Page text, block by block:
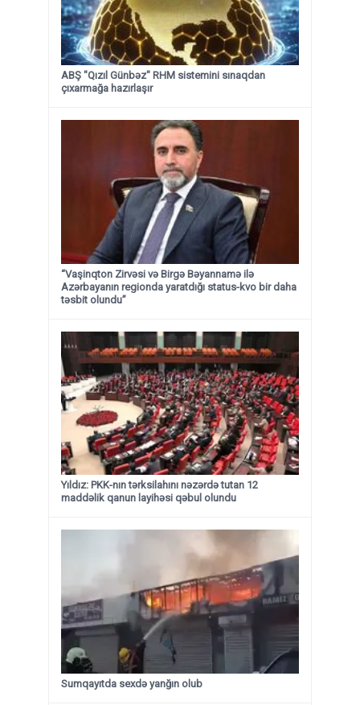
ABŞ "Qızıl Günbəz" RHM sistemini sınaqdan
çıxarmağa hazırlaşır
“Vaşinqton Zirvəsi və Birgə Bəyannamə ilə
Azərbayanın regionda yaratdığı status-kvo bir daha
təsbit olundu”
Yıldız: PKK-nın tərksilahını nəzərdə tutan 12
maddəlik qanun layihəsi qəbul olundu ​​​​​​​
Sumqayıtda sexdə yanğın olub